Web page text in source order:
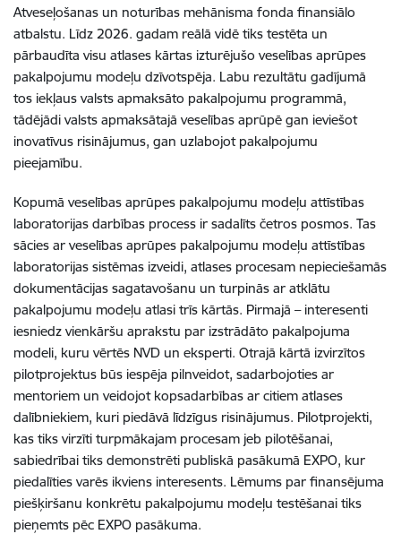
Atveseļošanas un noturības mehānisma fonda finansiālo
atbalstu. Līdz 2026. gadam reālā vidē tiks testēta un
pārbaudīta visu atlases kārtas izturējušo veselības aprūpes
pakalpojumu modeļu dzīvotspēja. Labu rezultātu gadījumā
tos iekļaus valsts apmaksāto pakalpojumu programmā,
tādējādi valsts apmaksātajā veselības aprūpē gan ieviešot
inovatīvus risinājumus, gan uzlabojot pakalpojumu
pieejamību.
Kopumā veselības aprūpes pakalpojumu modeļu attīstības
laboratorijas darbības process ir sadalīts četros posmos. Tas
sācies ar veselības aprūpes pakalpojumu modeļu attīstības
laboratorijas sistēmas izveidi, atlases procesam nepieciešamās
dokumentācijas sagatavošanu un turpinās ar atklātu
pakalpojumu modeļu atlasi trīs kārtās. Pirmajā – interesenti
iesniedz vienkāršu aprakstu par izstrādāto pakalpojuma
modeli, kuru vērtēs NVD un eksperti. Otrajā kārtā izvirzītos
pilotprojektus būs iespēja pilnveidot, sadarbojoties ar
mentoriem un veidojot kopsadarbības ar citiem atlases
dalībniekiem, kuri piedāvā līdzīgus risinājumus. Pilotprojekti,
kas tiks virzīti turpmākajam procesam jeb pilotēšanai,
sabiedrībai tiks demonstrēti publiskā pasākumā EXPO, kur
piedalīties varēs ikviens interesents. Lēmums par finansējuma
piešķiršanu konkrētu pakalpojumu modeļu testēšanai tiks
pieņemts pēc EXPO pasākuma.